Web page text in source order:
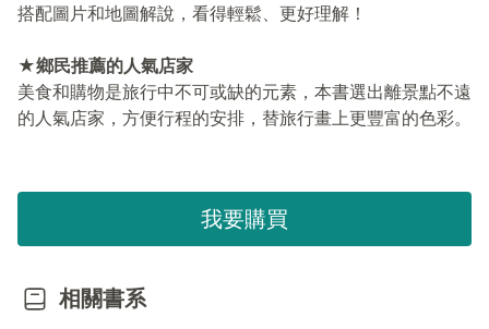
搭配圖片和地圖解說，看得輕鬆、更好理解！
★鄉民推薦的人氣店家
美食和購物是旅行中不可或缺的元素，本書選出離景點不遠
的人氣店家，方便行程的安排，替旅行畫上更豐富的色彩。
我要購買
相關書系